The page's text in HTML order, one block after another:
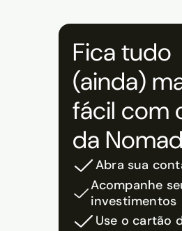
Fica tudo
(ainda)
fácil com
da Nomad
Abra sua
Acompanhe
investimentos
Use o cartão